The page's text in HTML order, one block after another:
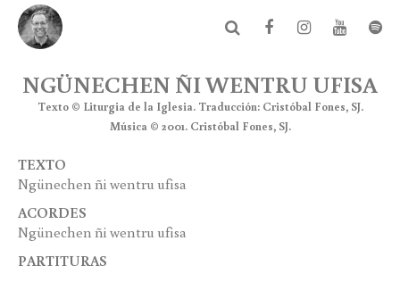
NGÜNECHEN ÑI WENTRU UFISA
Texto © Liturgia de la Iglesia. Traducción: Cristóbal Fones, SJ.
Música © 2001. Cristóbal Fones, SJ.
TEXTO
Ngünechen ñi wentru ufisa
ACORDES
Ngünechen ñi wentru ufisa
PARTITURAS